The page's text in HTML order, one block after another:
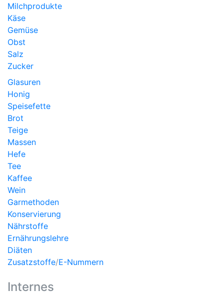
Milchprodukte
Käse
Gemüse
Obst
Salz
Zucker
Glasuren
Honig
Speisefette
Brot
Teige
Massen
Hefe
Tee
Kaffee
Wein
Garmethoden
Konservierung
Nährstoffe
Ernährungslehre
Diäten
Zusatzstoffe/E-Nummern
Internes